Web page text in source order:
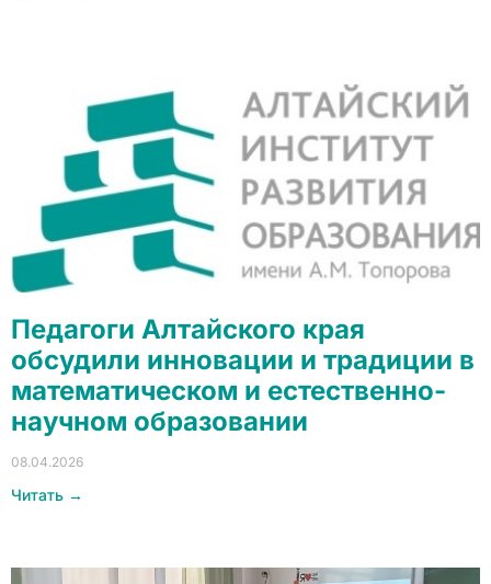
Педагоги Алтайского края
обсудили инновации и традиции в
математическом и естественно-
научном образовании
08.04.2026
Читать →